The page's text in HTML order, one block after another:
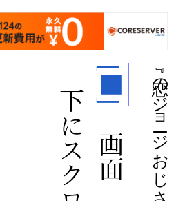
『 恋のジョージおじさん 』（
[■]